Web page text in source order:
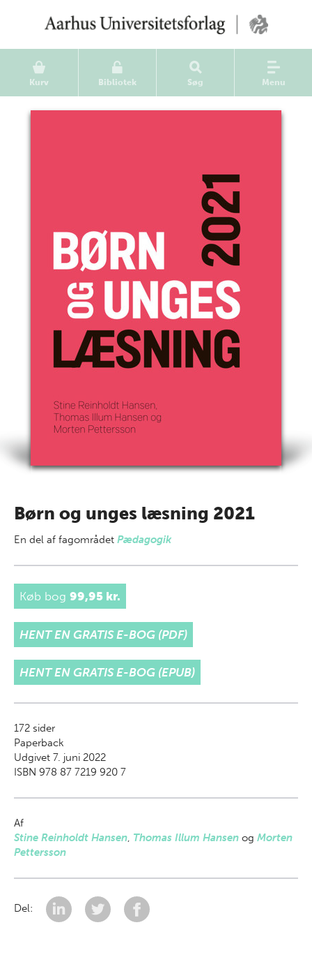
Kurv Bibliotek Søg Menu
Børn og unges læsning 2021
En del af fagområdet Pædagogik
Køb bog 99,95 kr.
HENT EN GRATIS E-BOG (PDF)
HENT EN GRATIS E-BOG (EPUB)
172 sider
Paperback
Udgivet 7. juni 2022
ISBN 978 87 7219 920 7
Af
Stine Reinholdt Hansen, Thomas Illum Hansen og Morten
Pettersson
Del: